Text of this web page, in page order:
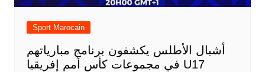
Sport Marocain
أشبال الأطلس يكشفون برنامج مبارياتهم
في مجموعات كأس أمم إفريقيا U17